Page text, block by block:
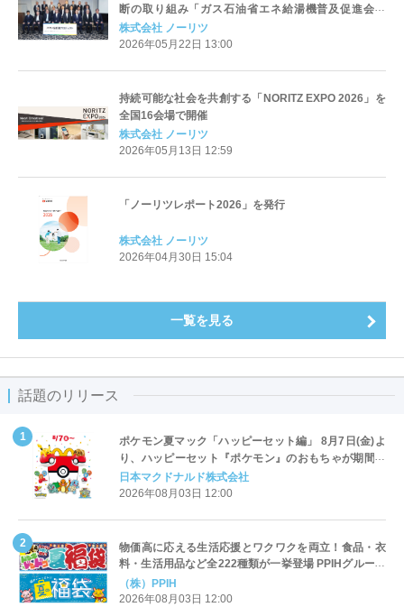
断の取り組み「ガス石油省エネ給湯機普及促進会議
（スマいる給湯プロジェクト）」設立
株式会社 ノーリツ
2026年05月22日 13:00
持続可能な社会を共創する「NORITZ EXPO 2026」を
全国16会場で開催
株式会社 ノーリツ
2026年05月13日 12:59
「ノーリツレポート2026」を発行
株式会社 ノーリツ
2026年04月30日 15:04
一覧を見る
話題のリリース
ポケモン夏マック「ハッピーセット編」 8月7日(金)よ
り、ハッピーセット『ポケモン』のおもちゃが期間限
定登場
日本マクドナルド株式会社
2026年08月03日 12:00
物価高に応える生活応援とワクワクを両立！食品・衣
料・生活用品など全222種類が一挙登場 PPIHグループ
「夏福袋」＆セール 8月6日(木)より順次スタート
（株）PPIH
2026年08月03日 12:00